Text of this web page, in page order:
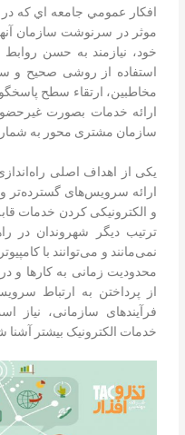
افكار عمومي جامعه اي كه
موثر در سرنوشت سازمان
خود، نيازمند به حسن
استفاده از روشی صحیح و
مخاطبین، ارتقاء سطح
ارائه خدمات بصورت
سازمان مشتری محور به
یکی از اهداف اصلی
ارائه سرویس‌های گسترده‌تر
و الکترونیکی کردن خدمات
ترتیب دیگر شهروندان در
نمی‌مانند و می‌توانند با
محدودیت زمانی به کارها و
از پرداختن به ارتباط
فرآیندهای سازمانی، نیاز
خدمات الکترونیک بیشتر آشنا